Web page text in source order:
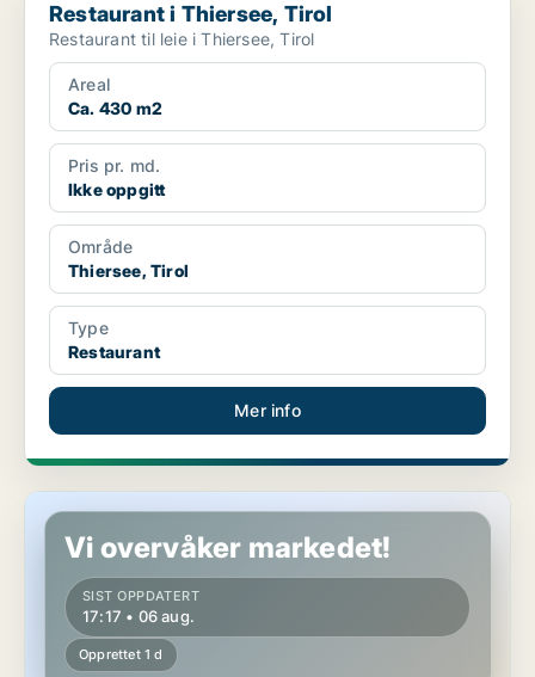
Restaurant i Thiersee, Tirol
Restaurant til leie i Thiersee, Tirol
Areal
Ca. 430 m2
Pris pr. md.
Ikke oppgitt
Område
Thiersee, Tirol
Type
Restaurant
Mer info
Restaurant i Innsbruck, Tirol
Vi overvåker markedet!
SIST OPPDATERT
17:17 • 06 aug.
Opprettet 1 d